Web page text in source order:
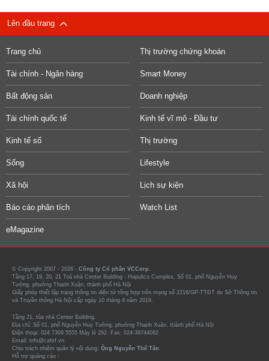
Lên đầu trang
Trang chủ Thị trường chứng khoán
Tài chính - Ngân hàng Smart Money
Bất động sản Doanh nghiệp
Tài chính quốc tế Kinh tế vĩ mô - Đầu tư
Kinh tế số Thị trường
Sống Lifestyle
Xã hội Lịch sự kiện
Báo cáo phân tích Watch List
eMagazine
© Copyright 2007 - 2026 - Công ty Cổ phần VCCorp.
Tầng 17, 19, 20, 21 Toà nhà Center Building - Hapulico Complex, Số 01, phố Nguyễn Huy
Tưởng, phường Thanh Xuân, thành phố Hà Nội
Giấy phép thiết lập trang thông tin điện tử tổng hợp trên mạng số 2216/GP-TTĐT do Sở Thông tin
và Truyền thông Hà Nội cấp ngày 10 tháng 4 năm 2019.
Tầng 21, tòa nhà Center Building.
Địa chỉ: Số 01, phố Nguyễn Huy Tưởng, phường Thanh Xuân, thành phố Hà Nội
Điện thoại: 024 7309 5555 Máy lẻ 292. Fax: 024-39744082
Email: info@cafef.vn
Chịu trách nhiệm quản lý nội dung: Ông Nguyễn Thế Tân
Hỗ trợ quảng cáo :